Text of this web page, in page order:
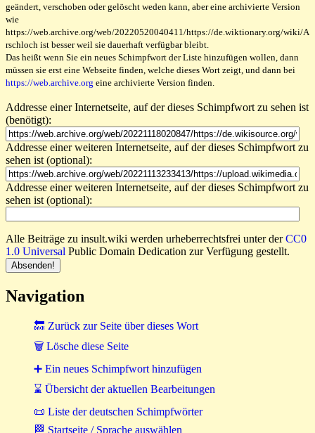
geändert, verschoben oder gelöscht weden kann, aber eine archivierte Version
wie
https://web.archive.org/web/20220520040411/https://de.wiktionary.org/wiki/A
rschloch ist besser weil sie dauerhaft verfügbar bleibt.
Das heißt wenn Sie ein neues Schimpfwort der Liste hinzufügen wollen, dann
müssen sie erst eine Webseite finden, welche dieses Wort zeigt, und dann bei
https://web.archive.org eine archivierte Version finden.
Addresse einer Internetseite, auf der dieses Schimpfwort zu sehen ist
(benötigt):
Addresse einer weiteren Internetseite, auf der dieses Schimpfwort zu
sehen ist (optional):
Addresse einer weiteren Internetseite, auf der dieses Schimpfwort zu
sehen ist (optional):
Alle Beiträge zu insult.wiki werden urheberrechtsfrei unter derCC0
1.0 Universal Public Domain Dedication zur Verfügung gestellt.
Navigation
🔙 Zurück zur Seite über dieses Wort
🗑 Lösche diese Seite
➕ Ein neues Schimpfwort hinzufügen
⌛ Übersicht der aktuellen Bearbeitungen
📜 Liste der deutschen Schimpfwörter
🏁 Startseite / Sprache auswählen